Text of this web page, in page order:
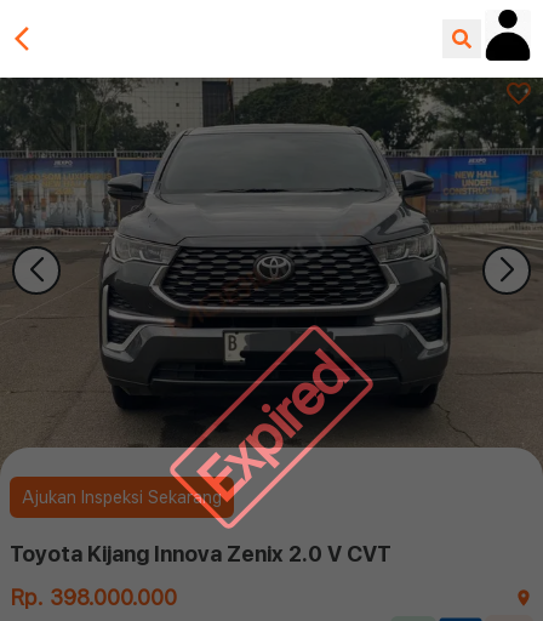
Expired
Ajukan Inspeksi Sekarang
Toyota Kijang Innova Zenix 2.0 V CVT
Rp. 398.000.000